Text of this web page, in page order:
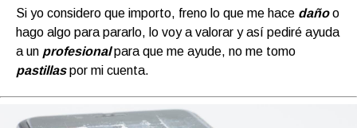
Si yo considero que importo, freno lo que me hace dañoo
hago algo para pararlo, lo voy a valorar y así pediré ayuda
a un profesionalpara que me ayude, no me tomo
pastillaspor mi cuenta.